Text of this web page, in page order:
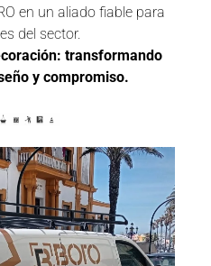
en un aliado fiable para
del sector.
transformando
y compromiso.